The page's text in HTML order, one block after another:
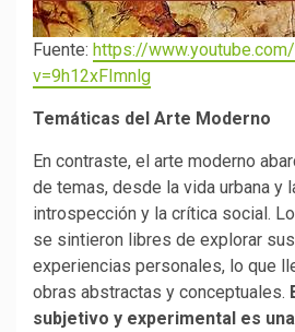
Fuente: https://
v=9h12xFImnlg
Temáticas del Arte Moderno
En contraste, el arte moderno
de temas, desde la vida urbana y
introspección y la crítica social.
se sintieron libres de explorar
experiencias personales, lo que
obras abstractas y conceptuales.
subjetivo y experimental es